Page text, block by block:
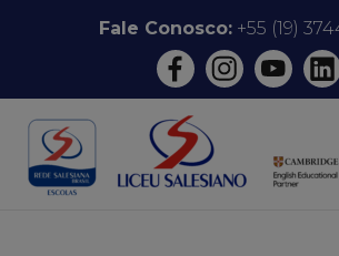
conteúdo
Fale Conosco:+55 (19)